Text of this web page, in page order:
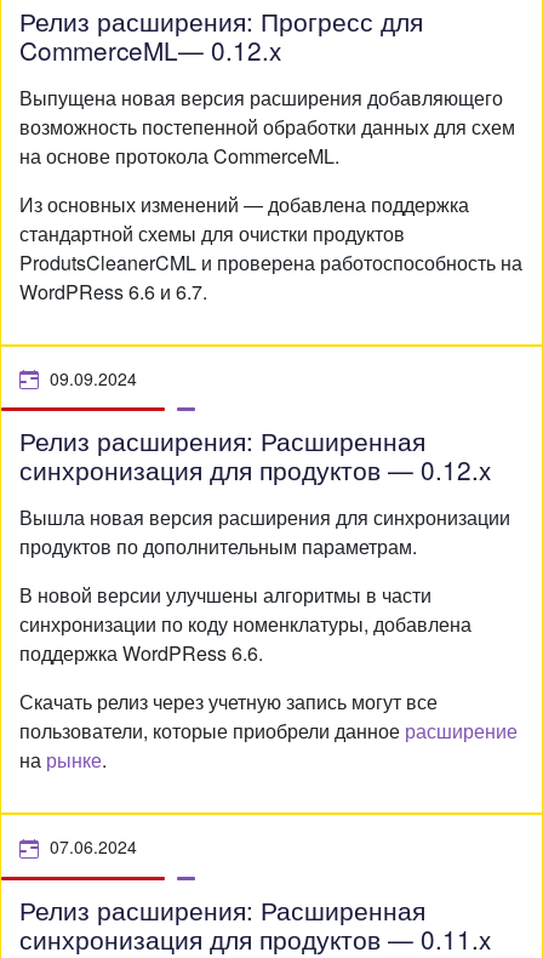
Релиз расширения: Прогресс для
CommerceML— 0.12.x
Выпущена новая версия расширения добавляющего
возможность постепенной обработки данных для схем
на основе протокола CommerceML.
Из основных изменений — добавлена поддержка
стандартной схемы для очистки продуктов
ProdutsCleanerCML и проверена работоспособность на
WordPRess 6.6 и 6.7.
09.09.2024
Релиз расширения: Расширенная
синхронизация для продуктов — 0.12.x
Вышла новая версия расширения для синхронизации
продуктов по дополнительным параметрам.
В новой версии улучшены алгоритмы в части
синхронизации по коду номенклатуры, добавлена
поддержка WordPRess 6.6.
Скачать релиз через учетную запись могут все
пользователи, которые приобрели данное расширение
на рынке.
07.06.2024
Релиз расширения: Расширенная
синхронизация для продуктов — 0.11.x